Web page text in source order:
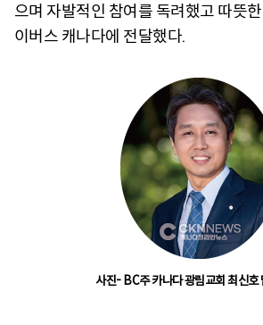
으며 자발적인 참여를 독려했고 따뜻
이버스 캐나다에 전달했다.
사진- BC주 카나다 광림교회 최신호